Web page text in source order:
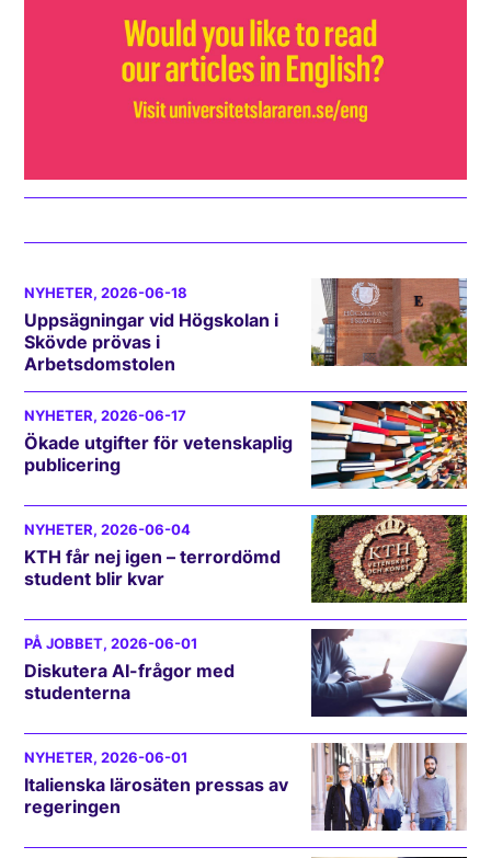
NYHETER, 2026-06-18
Uppsägningar vid Högskolan i
Skövde prövas i
Arbetsdomstolen
NYHETER, 2026-06-17
Ökade utgifter för vetenskaplig
publicering
NYHETER, 2026-06-04
KTH får nej igen – terrordömd
student blir kvar
PÅ JOBBET, 2026-06-01
Diskutera AI-frågor med
studenterna
NYHETER, 2026-06-01
Italienska lärosäten pressas av
regeringen